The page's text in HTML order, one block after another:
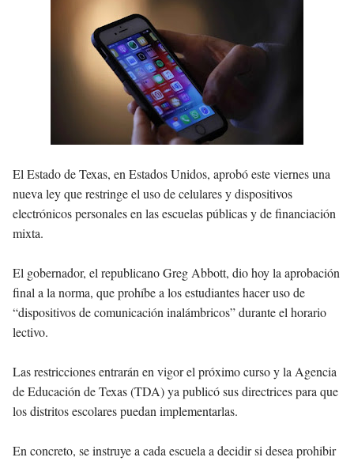
El Estado de Texas, en Estados Unidos, aprobó este viernes una
nueva ley que restringe el uso de celulares y dispositivos
electrónicos personales en las escuelas públicas y de financiación
mixta.
El gobernador, el republicano Greg Abbott, dio hoy la aprobación
final a la norma, que prohíbe a los estudiantes hacer uso de
“dispositivos de comunicación inalámbricos” durante el horario
lectivo.
Las restricciones entrarán en vigor el próximo curso y la Agencia
de Educación de Texas (TDA) ya publicó sus directrices para que
los distritos escolares puedan implementarlas.
En concreto, se instruye a cada escuela a decidir si desea prohibir